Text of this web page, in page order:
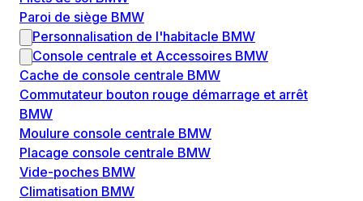
Paroi de siège BMW
Personnalisation de l'habitacle BMW
Console centrale et Accessoires BMW
Cache de console centrale BMW
Commutateur bouton rouge démarrage et arrêt
BMW
Moulure console centrale BMW
Placage console centrale BMW
Vide-poches BMW
Climatisation BMW